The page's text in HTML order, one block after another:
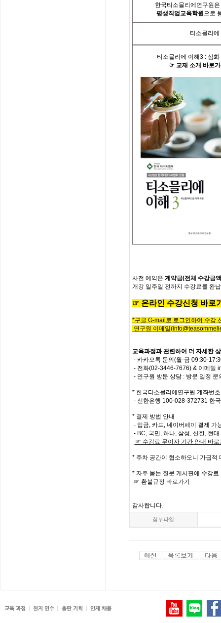
한국티소믈리에연구원
평생직업교육학원으로
티소믈리에
티소믈리에 이해3 : 심화
☞ 교재 소개 바로
사전 예약은 계약금(전체 수강금
개강 일주일 전까지 수강료를 완
☞ 온라인 수강신청 바로
*구글 G-mail로 로그인하여 수강
연구원 이메일
교육과정과 관련하여 더 자세한
- 카카오톡 문의(월-금 09:30-
- 전화(02-3446-7676) & 이메일
- 연구원 방문 상담 : 방문 일정
* 한국티소믈리에연구원 계좌번호
- 신한은행 100-028-372731 한
* 결제 방법 안내
- 입금, 카드, 네이버페이 결제 가
- BC, 국민, 하나, 삼성, 신한, 현
☞ 수강료 무이자 기간 안내 바로
* 주차 공간이 협소하오니 가급적
* 자주 묻는 질문 게시판에 수강료
☞ 환불규정 바로가기
감사합니다.
첨부파일